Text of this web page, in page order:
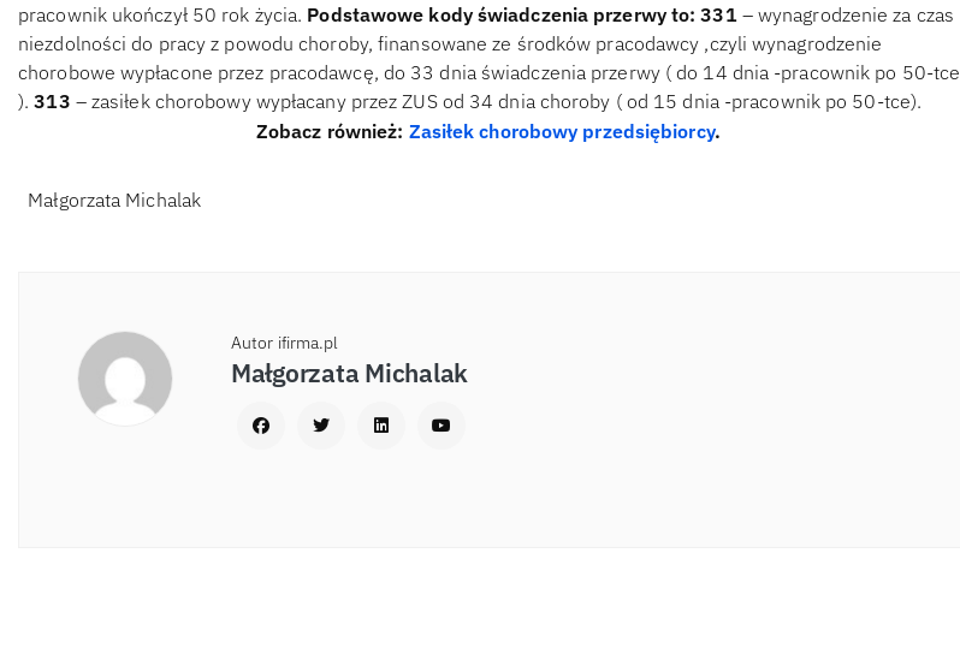
pracownik ukończył 50 rok życia. Podstawowe kody świadczenia przerwy to: 331– wynagrodzenie za czas
niezdolności do pracy z powodu choroby, finansowane ze środków pracodawcy ,czyli wynagrodzenie
chorobowe wypłacone przez pracodawcę, do 33 dnia świadczenia przerwy ( do 14 dnia -pracownik po 50-tce
).313 – zasiłek chorobowy wypłacany przez ZUS od 34 dnia choroby ( od 15 dnia -pracownik po 50-tce).
Zobacz również: Zasiłek chorobowy przedsiębiorcy.
Małgorzata Michalak
Autor ifirma.pl
Małgorzata Michalak